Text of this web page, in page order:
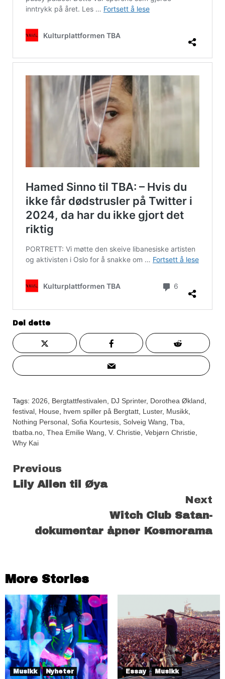
Del dette
Tags: 2026 Bergtattfestivalen DJ Sprinter, Dorothea Økland
festival House hvem spiller på Bergtatt Luster, Musikk
Nothing Personal Sofia Kourtesis Solveig Wang Tba
tbatba.no Thea Emilie Wang V. Christie Vebjørn Christie
Why Kai
Continue
Reading
Previous
Lily Allen til Øya
Next
Witch Club Satan-
dokumentar åpner Kosmorama
More Stories
Musikk Nyheter Essay Musikk